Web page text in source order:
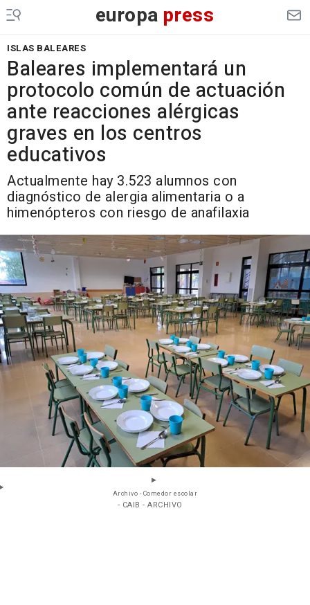
europa press
ISLAS BALEARES
Baleares implementará un
protocolo común de actuación
ante reacciones alérgicas
graves en los centros
educativos
Actualmente hay 3.523 alumnos con
diagnóstico de alergia alimentaria o a
himenópteros con riesgo de anafilaxia
Archivo - Comedor escolar
- CAIB - ARCHIVO